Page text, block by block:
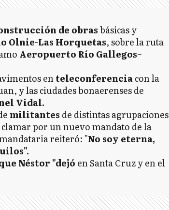
de obrasbásicas y
Olnie-Las Horquetas, sobre la ruta
Aeropuerto Río Gallegos–
enteleconferenciacon la
y las ciudades bonaerenses de
Vidal.
militantes de distintas agrupaciones
por un nuevo mandato de la
reiteró: "No soy eterna,
Néstor "dejó en Santa Cruz y en el